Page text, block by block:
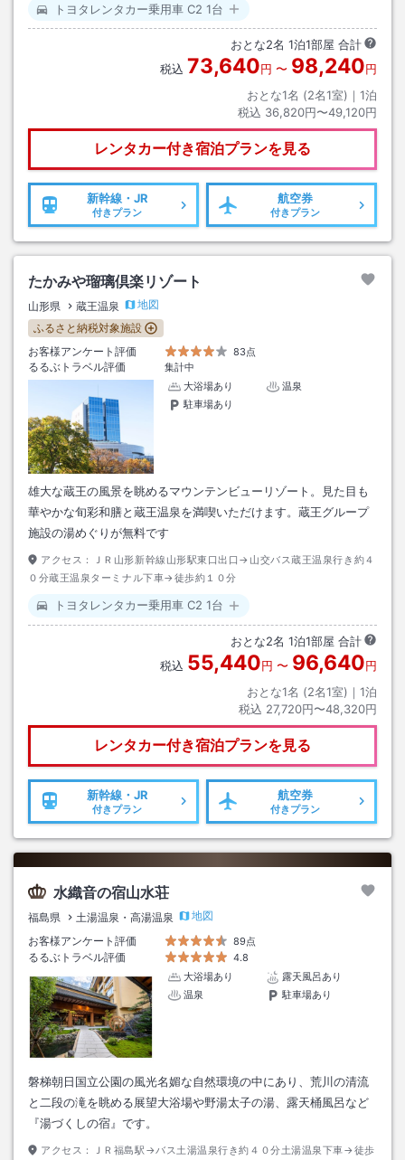
トヨタレンタカー乗用車 C2 1台
おとな2名 1泊1部屋 合計
税込 73,640円 〜 98,240円
おとな1名 (2名1室)｜ 1泊
税込 36,820円〜49,120円
レンタカー付き宿泊プランを見る
新幹線・JR
付きプラン
航空券
付きプラン
たかみや瑠璃倶楽リゾート
山形県 蔵王温泉
地図
ふるさと納税対象施設
お客様アンケート評価
83点
るるぶトラベル評価
集計中
大浴場あり
温泉
駐車場あり
雄大な蔵王の風景を眺めるマウンテンビューリゾート。見た目も
華やかな旬彩和膳と蔵王温泉を満喫いただけます。蔵王グループ
施設の湯めぐりが無料です
アクセス：
ＪＲ山形新幹線山形駅東口出口→山交バス蔵王温泉行き約４
０分蔵王温泉ターミナル下車→徒歩約１０分
トヨタレンタカー乗用車 C2 1台
おとな2名 1泊1部屋 合計
税込 55,440円 〜 96,640円
おとな1名 (2名1室)｜ 1泊
税込 27,720円〜48,320円
レンタカー付き宿泊プランを見る
新幹線・JR
付きプラン
航空券
付きプラン
水織音の宿山水荘
福島県 土湯温泉・高湯温泉
地図
お客様アンケート評価
89点
るるぶトラベル評価
4.8
大浴場あり
露天風呂あり
温泉
駐車場あり
磐梯朝日国立公園の風光名媚な自然環境の中にあり、荒川の清流
と二段の滝を眺める展望大浴場や野湯太子の湯、露天桶風呂など
『湯づくしの宿』です。
アクセス：
ＪＲ福島駅→バス土湯温泉行き約４０分土湯温泉下車→徒歩